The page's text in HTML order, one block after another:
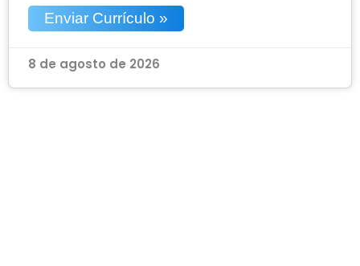
Enviar Currículo »
8 de agosto de 2026